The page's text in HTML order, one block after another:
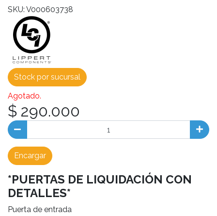
SKU: V000603738
Stock por sucursal
Agotado.
$ 290.000
Encargar
*PUERTAS DE LIQUIDACIÓN CON
DETALLES*
Puerta de entrada